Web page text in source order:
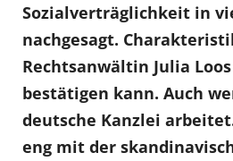
Sozialverträglichkeit in
nachgesagt.
Rechtsanwältin Julia
bestätigen kann. Auch
deutsche Kanzlei
eng mit der